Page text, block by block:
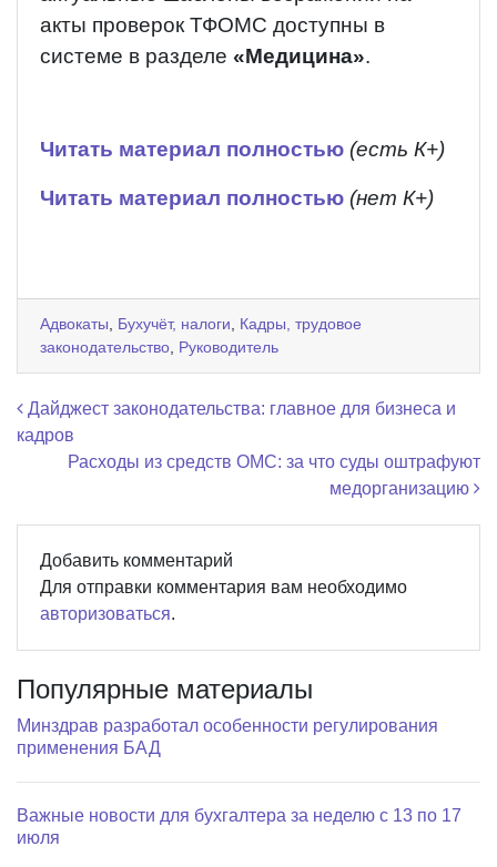
акты проверок ТФОМС доступны в
системе в разделе «Медицина».
Читать материал полностью (есть К+)
Читать материал полностью (нет К+)
Адвокаты Бухучёт, налоги
Кадры, трудовое
законодательство Руководитель
Навигация по записям
Дайджест законодательства: главное для бизнеса и
кадров
Расходы из средств ОМС: за что суды оштрафуют
медорганизацию
Добавить комментарий
Для отправки комментария вам необходимо
авторизоваться.
Популярные материалы
Минздрав разработал особенности регулирования
применения БАД
Важные новости для бухгалтера за неделю с 13 по 17
июля